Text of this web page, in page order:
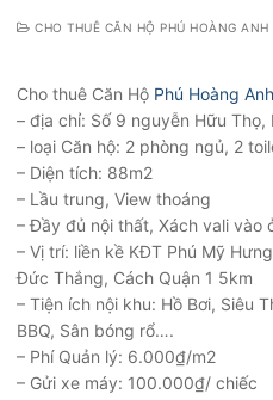
CHO THUÊ CĂN HỘ PHÚ HOÀNG ANH
Cho thuê Căn Hộ Phú Hoàng Anh
– địa chỉ: Số 9 nguyễn Hữu Thọ,
– loại Căn hộ: 2 phòng ngủ, 2
– Diện tích: 88m2
– Lầu trung, View thoáng
– Đầy đủ nội thất, Xách vali vào
– Vị trí: liền kề KĐT Phú Mỹ
Đức Thắng, Cách Quận 1 5km
– Tiện ích nội khu: Hồ Bơi, Siêu
BBQ, Sân bóng rổ….
– Phí Quản lý: 6.000₫/m2
– Gửi xe máy: 100.000₫/ chiếc